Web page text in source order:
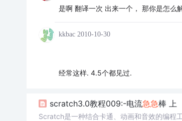
是啊 翻译一次 出来一个， 那你是怎么
kkbac 2010-10-30
经常这样. 4.5个都见过.
scratch3.0教程009:-电流急急棒 上
Scratch是一种结合卡通、动画和音效的编程